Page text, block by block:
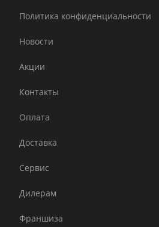
Политика конфиденциальности
Новости
Акции
Контакты
Оплата
Доставка
Сервис
Дилерам
Франшиза